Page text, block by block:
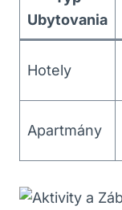
Ubytovania
Hotely
Apartmány